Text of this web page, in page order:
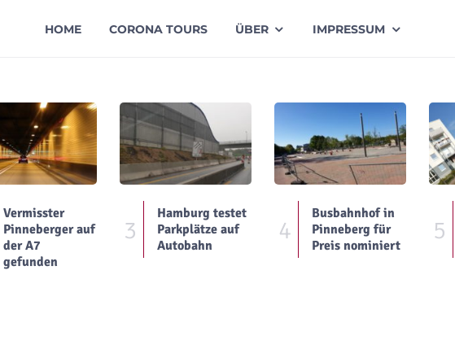
HOME CORONA TOURS ÜBER IMPRESSUM
Vermisster
Pinneberger auf
der A7
gefunden
3
Hamburg testet
Parkplätze auf
Autobahn
4
Busbahnhof in
Pinneberg für
Preis nominiert
5